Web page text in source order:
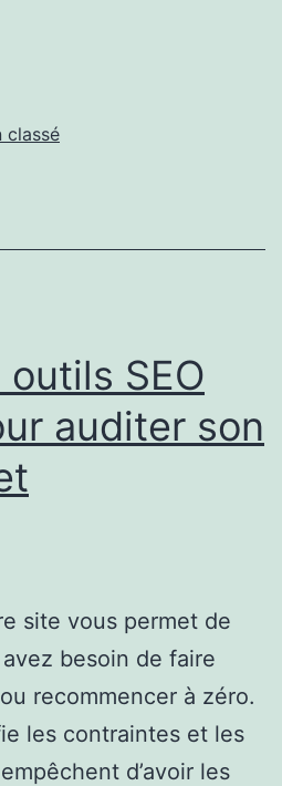
classé
SEO
auditer son
site vous permet de
besoin de faire
recommencer à zéro.
les contraintes et les
d’avoir les